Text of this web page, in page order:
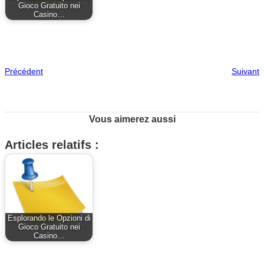
Gioco Gratuito nei
Casino…
Précédent Suivant
Vous aimerez aussi
Articles relatifs :
Esplorando le Opzioni di
Gioco Gratuito nei
Casino…